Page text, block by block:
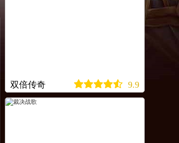
双倍传奇 9.9